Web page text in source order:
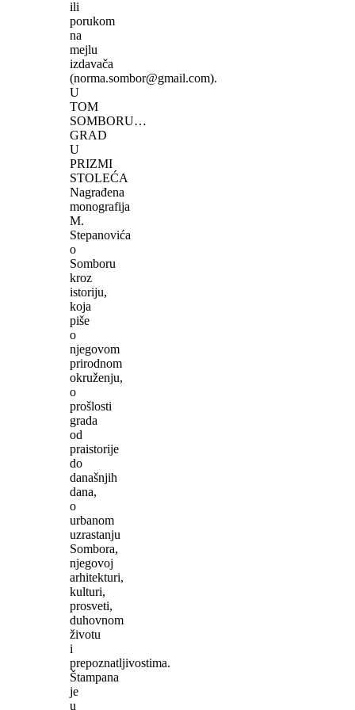
ili
porukom
na
mejlu
izdavača
(norma.sombor@gmail.com).
U
TOM
SOMBORU…
GRAD
U
PRIZMI
STOLEĆA
Nagrađena
monografija
M.
Stepanovića
o
Somboru
kroz
istoriju,
koja
piše
o
njegovom
prirodnom
okruženju,
o
prošlosti
grada
od
praistorije
do
današnjih
dana,
o
urbanom
uzrastanju
Sombora,
njegovoj
arhitekturi,
kulturi,
prosveti,
duhovnom
životu
i
prepoznatljivostima.
Štampana
je
u